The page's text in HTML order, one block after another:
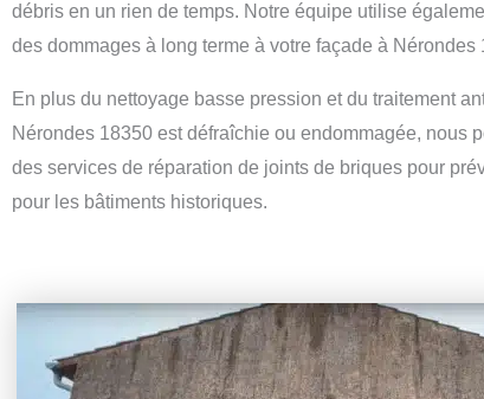
débris en un rien de temps. Notre équipe utilise
des dommages à long terme à votre façade à Nérondes
En plus du nettoyage basse pression et du traitement
Nérondes 18350 est défraîchie ou endommagée, nous
des services de réparation de joints de briques pour
pour les bâtiments historiques.